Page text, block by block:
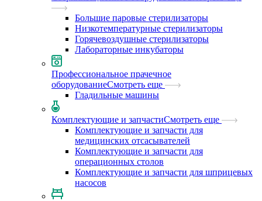
Большие паровые стерилизаторы
Низкотемпературные стерилизаторы
Горячевоздушные стерилизаторы
Лабораторные инкубаторы
Профессиональное прачечное
оборудованиеСмотреть еще
Гладильные машины
Комплектующие и запчастиСмотреть еще
Комплектующие и запчасти для
медицинских отсасывателей
Комплектующие и запчасти для
операционных столов
Комплектующие и запчасти для шприцевых
насосов